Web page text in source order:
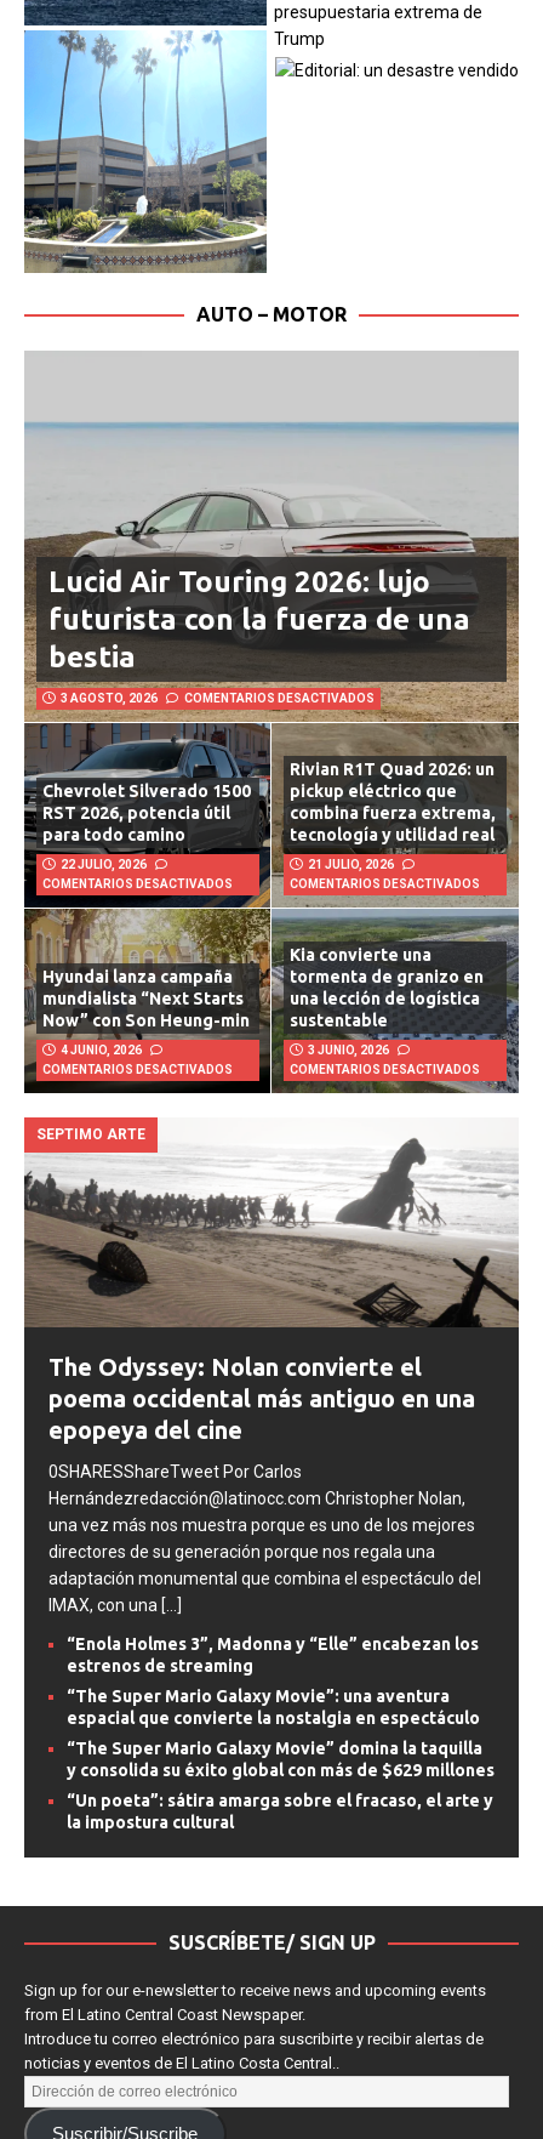
Lucid Air Touring 2026: lujo
futurista con la fuerza de una
bestia
3 AGOSTO, 2026 COMENTARIOS DESACTIVADOS
Chevrolet Silverado 1500
RST 2026, potencia útil
para todo camino
22 JULIO, 2026
COMENTARIOS DESACTIVADOS
Rivian R1T Quad 2026: un
pickup eléctrico que
combina fuerza extrema,
tecnología y utilidad real
21 JULIO, 2026
COMENTARIOS DESACTIVADOS
Hyundai lanza campaña
mundialista “Next Starts
Now” con Son Heung-min
4 JUNIO, 2026
COMENTARIOS DESACTIVADOS
Kia convierte una
tormenta de granizo en
una lección de logística
sustentable
3 JUNIO, 2026
COMENTARIOS DESACTIVADOS
SEPTIMO ARTE
The Odyssey: Nolan convierte el
poema occidental más antiguo en una
epopeya del cine
0SHARESShareTweet Por Carlos
Hernándezredacción@latinocc.com Christopher Nolan,
una vez más nos muestra porque es uno de los mejores
directores de su generación porque nos regala una
adaptación monumental que combina el espectáculo del
[...]
“Enola Holmes 3”, Madonna y “Elle” encabezan los
estrenos de streaming
“The Super Mario Galaxy Movie”: una aventura
espacial que convierte la nostalgia en espectáculo
“The Super Mario Galaxy Movie” domina la taquilla
y consolida su éxito global con más de $629 millones
“Un poeta”: sátira amarga sobre el fracaso, el arte y
la impostura cultural
SUSCRÍBETE/ SIGN UP
Sign up for our e-newsletter to receive news and upcoming events
from El Latino Central Coast Newspaper.
Introduce tu correo electrónico para suscribirte y recibir alertas de
noticias y eventos de El Latino Costa Central..